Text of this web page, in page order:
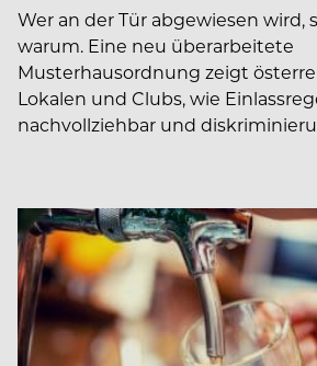
Wer an der Tür abgewiesen wird,
warum. Eine neu überarbeitete
Musterhausordnung zeigt
Lokalen und Clubs, wie
nachvollziehbar und